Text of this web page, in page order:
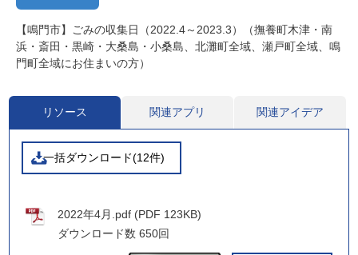
【鳴門市】ごみの収集日（2022.4～2023.3）（撫養町木津・南
浜・斎田・黒崎・大桑島・小桑島、北灘町全域、瀬戸町全域、鳴
門町全域にお住まいの方）
リソース 関連アプリ 関連アイデア
一括ダウンロード(12件)
2022年4月.pdf (PDF 123KB)
ダウンロード数 650回